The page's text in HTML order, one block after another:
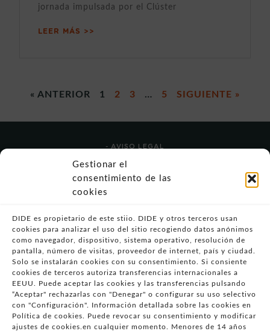
Gestionar el
consentimiento de las
cookies
DIDE es propietario de este stiio. DIDE y otros terceros usan
cookies para analizar el uso del sitio recogiendo datos anónimos
como navegador, dispositivo, sistema operativo, resolución de
pantalla, número de visitas, proveedor de internet, país y ciudad.
Solo se instalarán cookies con su consentimiento. Si consiente
cookies de terceros autoriza transferencias internacionales a
EEUU. Puede aceptar las cookies y las transferencias pulsando
“Aceptar" rechazarlas con "Denegar" o configurar su uso selectivo
con "Configuración". Información detallada sobre las cookies en
Política de cookies. Puede revocar su consentimiento y modificar
ajustes de cookies.en cualquier momento. Menores de 14 años
jornada impulsada por el Clúster
LEER MÁS >>
« ANTERIOR 1 2 3 … 5 SIGUIENTE »
- AVISO LEGAL
- POLÍTICA DE USO
- POLÍTICA DE PRIVACIDAD
- POLÍTICA DE COOKIES (UE)
VULNERABILIDADES
- CONDICIONES PARTICULARES DE COMPRA
- GUÍA DE COMPRA
- GUÍA DE PRIVACIDAD
- DESISTIMIENTO
- ATENCIÓN AL CLIENTE